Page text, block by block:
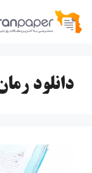
پرش
دانلود